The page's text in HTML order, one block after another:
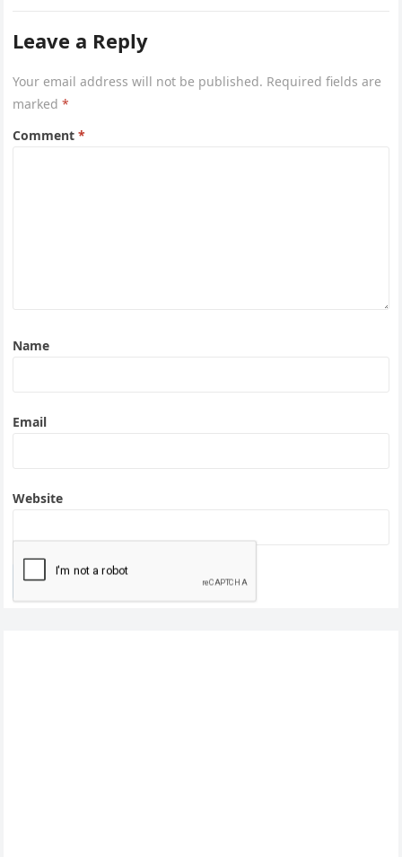
Leave a Reply
Your email address will not be published. Required fields are
marked*
Comment*
Name
Email
Website